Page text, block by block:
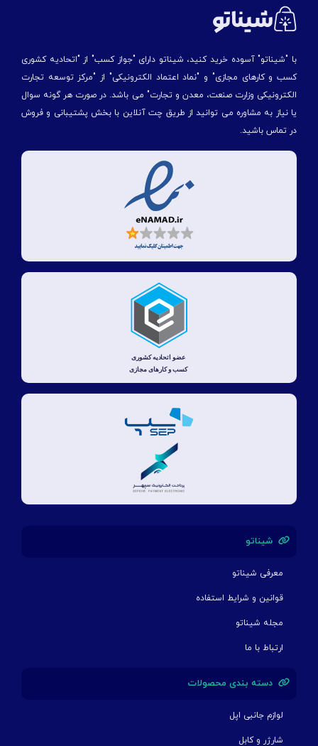
با "شیناتو" آسوده خرید کنید، شیناتو دارای "جواز کسب" از "اتحادیه کشوری
کسب و کارهای مجازی" و "نماد اعتماد الکترونیکی" از "مركز توسعه تجارت
الكترونیكی وزارت صنعت، معدن و تجارت" می باشد. در صورت هر گونه سوال
یا نیاز به مشاوره می توانید از طریق چت آنلاین با بخش پشتیبانی و فروش
در تماس باشید.
شیناتو
معرفی شیناتو
قوانین و شرایط استفاده
مجله شیناتو
ارتباط با ما
دسته بندی محصولات
لوازم جانبی اپل
شارژر و کابل